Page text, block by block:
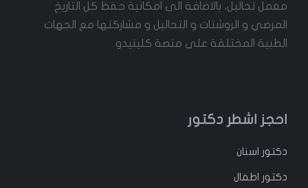
معمل تحاليل، بالاضافة الى امكانية حفظ كل التاريخ
المرضي و الروشتات و التحاليل و مشاركتها مع الجهات
الطبية المختلفة على منصة كلينيدو.
احجز اشطر دكتور
دكتور اسنان
دكتور اطفال